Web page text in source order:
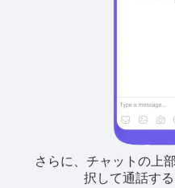
さらに、チャットの上
択して通話す